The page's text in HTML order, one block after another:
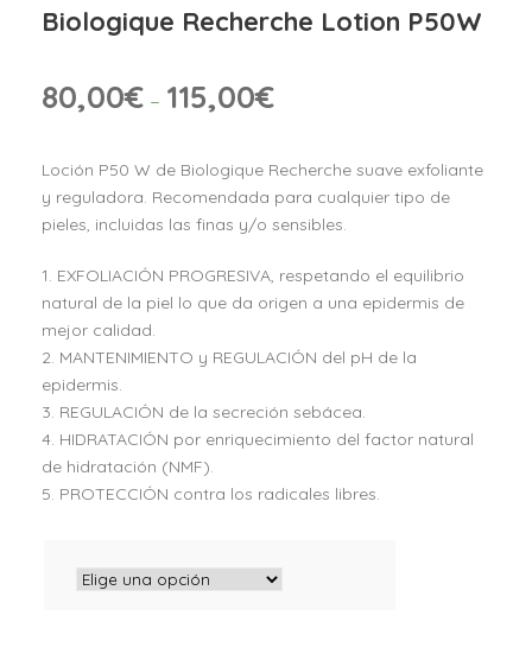
Biologique Recherche Lotion P50W
80,00€ – 115,00€
Loción P50 W de Biologique Recherche suave exfoliante
y reguladora. Recomendada para cualquier tipo de
pieles, incluidas las finas y/o sensibles.
1. EXFOLIACIÓN PROGRESIVA, respetando el equilibrio
natural de la piel lo que da origen a una epidermis de
mejor calidad.
2. MANTENIMIENTO y REGULACIÓN del pH de la
epidermis.
3. REGULACIÓN de la secreción sebácea.
4. HIDRATACIÓN por enriquecimiento del factor natural
de hidratación (NMF).
5. PROTECCIÓN contra los radicales libres.